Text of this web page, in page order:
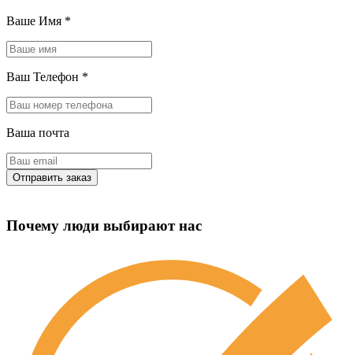
Ваше Имя *
Ваш Телефон *
Ваша почта
Почему люди выбирают нас